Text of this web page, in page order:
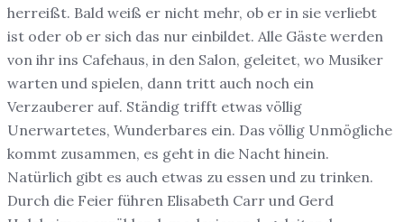
herreißt. Bald weiß er nicht mehr, ob er in sie verliebt
ist oder ob er sich das nur einbildet. Alle Gäste werden
von ihr ins Cafehaus, in den Salon, geleitet, wo Musiker
warten und spielen, dann tritt auch noch ein
Verzauberer auf. Ständig trifft etwas völlig
Unerwartetes, Wunderbares ein. Das völlig Unmögliche
kommt zusammen, es geht in die Nacht hinein.
Natürlich gibt es auch etwas zu essen und zu trinken.
Durch die Feier führen Elisabeth Carr und Gerd